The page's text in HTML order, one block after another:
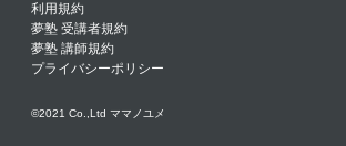
利用規約
夢塾 受講者規約
夢塾 講師規約
プライバシーポリシー
©2021 Co.,Ltd ママノユメ